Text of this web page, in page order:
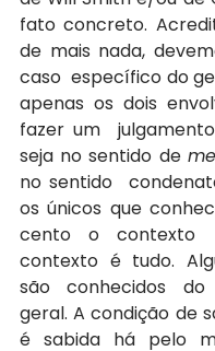
fato concreto.
de mais nada,
caso  específico do
apenas os dois
fazer um
seja no sentido de
no sentido
os únicos que
cento o
contexto é tudo.
são conhecidos
geral. A condição de
é sabida há pelo